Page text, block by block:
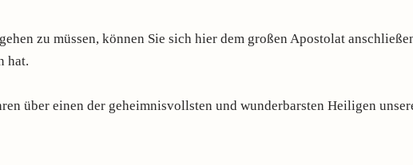
zu müssen, können Sie sich hier dem großen Apostolat
hat.
über einen der geheimnisvollsten und wunderbarsten Heiligen